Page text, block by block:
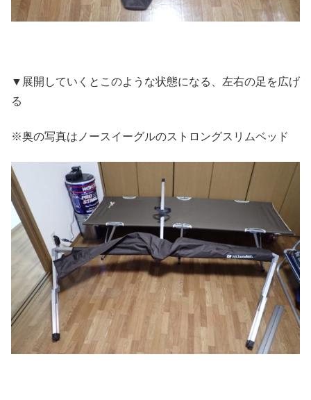
▼展開していくとこのような状態になる、左右の足を広げ
る
※奥の写真はノースイーグルのストロングスリムベッド